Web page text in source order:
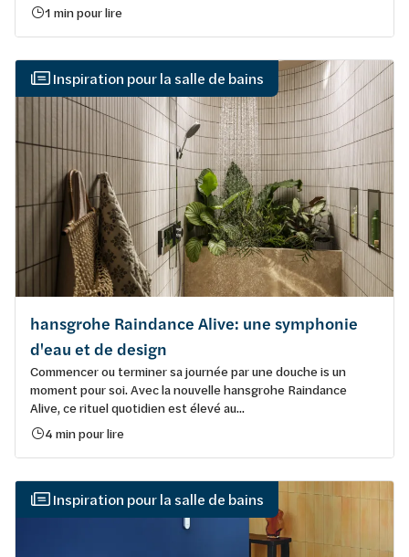
1 min pour lire
Inspiration pour la salle de bains
hansgrohe Raindance Alive: une symphonie
d'eau et de design
Commencer ou terminer sa journée par une douche is un
moment pour soi. Avec la nouvelle hansgrohe Raindance
Alive, ce rituel quotidien est élevé au...
4 min pour lire
Inspiration pour la salle de bains